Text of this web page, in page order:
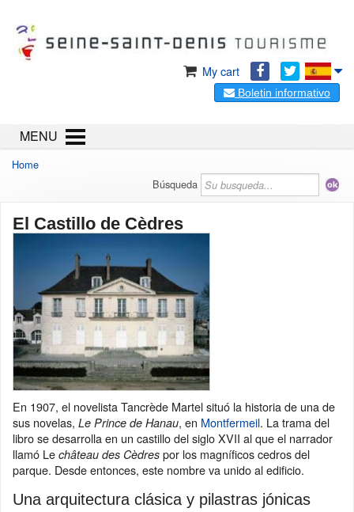
My cart
Boletin informativo
MENU
Home
Búsqueda
El Castillo de Cèdres
En 1907, el novelista Tancrède Martel situó la historia de una de
sus novelas, Le Prince de Hanau, en Montfermeil. La trama del
libro se desarrolla en un castillo del siglo XVII al que el narrador
llamó Le château des Cèdres por los magníficos cedros del
parque. Desde entonces, este nombre va unido al edificio.
Una arquitectura clásica y pilastras jónicas